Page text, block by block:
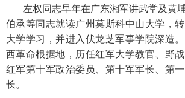
左权同志早年在广东湘军讲武堂及黄
伯承等同志就读广州莫斯科中山大学，
大学学习，并进入伏龙芝军事学院深造
西革命根据地，历任红军大学教官、野战
红军第十军政治委员、第十军军长、第
长。